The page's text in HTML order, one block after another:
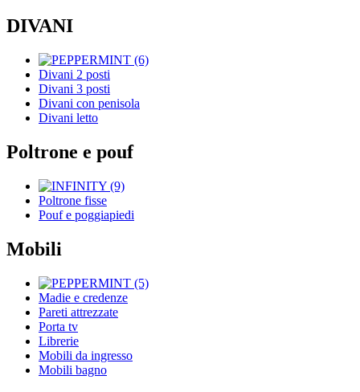
DIVANI
Divani 2 posti
Divani 3 posti
Divani con penisola
Divani letto
Poltrone e pouf
Poltrone fisse
Pouf e poggiapiedi
Mobili
Madie e credenze
Pareti attrezzate
Porta tv
Librerie
Mobili da ingresso
Mobili bagno